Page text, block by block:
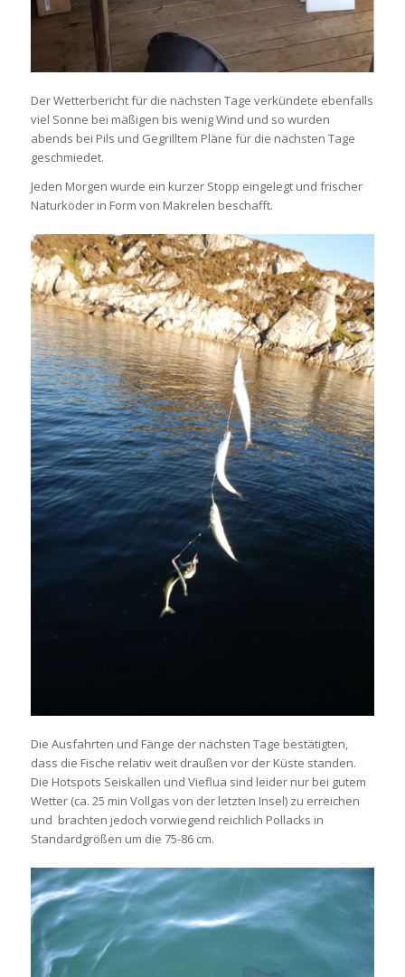
Der Wetterbericht für die nächsten Tage verkündete ebenfalls
viel Sonne bei mäßigen bis wenig Wind und so wurden
abends bei Pils und Gegrilltem Pläne für die nächsten Tage
geschmiedet.
Jeden Morgen wurde ein kurzer Stopp eingelegt und frischer
Naturköder in Form von Makrelen beschafft.
Die Ausfahrten und Fänge der nächsten Tage bestätigten,
dass die Fische relativ weit draußen vor der Küste standen.
Die Hotspots Seiskallen und Vieflua sind leider nur bei gutem
Wetter (ca. 25 min Vollgas von der letzten Insel) zu erreichen
und brachten jedoch vorwiegend reichlich Pollacks in
Standardgrößen um die 75-86 cm.